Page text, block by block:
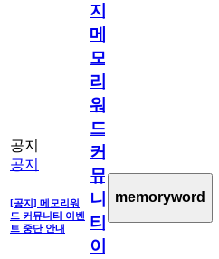
공지
공지
[공지] 메모리워
드 커뮤니티 이벤
트 중단 안내
지]
메
모
리
워
드
커
뮤
니
티
이
memoryword